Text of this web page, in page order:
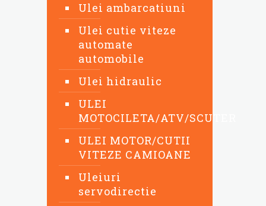
Ulei ambarcatiuni
Ulei cutie viteze
automate
automobile
Ulei hidraulic
ULEI
MOTOCILETA/ATV/SCUTER
ULEI MOTOR/CUTII
VITEZE CAMIOANE
Uleiuri
servodirectie